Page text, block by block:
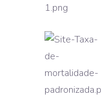
infecções:
indicadores
em
aprendizado
[Artigo]
Taxa
de
Mortalidade